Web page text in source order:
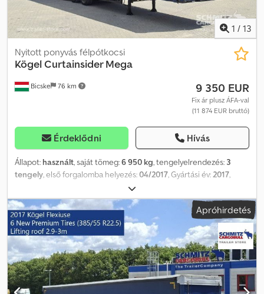
1 / 13
Bicske 76 km
Nyitott ponyvás félpótkocsi
KögelCurtainsider Mega
9 350 EUR
Fix ár plusz ÁFA-val
(11 874 EUR bruttó)
Érdeklődni Hívás
Állapot: használt, saját tömeg:6 950 kg, tengelyelrendezés: 3
tengely, első forgalomba helyezés:04/2017, Gyártási év:2017,
Saját súly: 6950 kg. A weboldalunkon megtalálható járművek
áttekintését itt tekintheti meg. Finanszírozásra van szüksége?
Egyedi finanszírozási megoldásokat, teljes körű
szervizcsomagokat és távfelügyeleti szolgáltatásokat kínálunk.
Szívesen nyújtunk személyes tanácsadást. Cedpszkmg Nefx
Aahsrf
Apróhirdetés